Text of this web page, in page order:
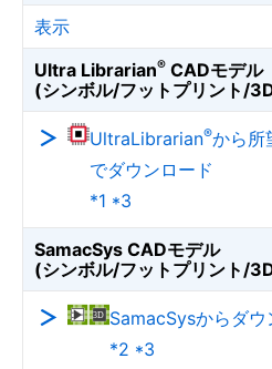
表示
Ultra Librarian® CADモデル
(シンボル/フットプリント/
UltraLibrarian®から所
でダウンロード
*1 *3
SamacSys CADモデル
(シンボル/フットプリント/
SamacSysからダウ
*2 *3